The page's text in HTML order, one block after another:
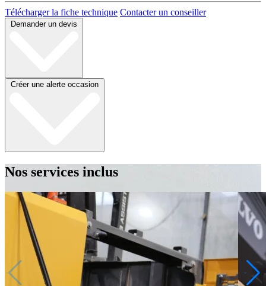
Télécharger la fiche technique Contacter un conseiller
Demander un devis
Créer une alerte occasion
Nos services inclus